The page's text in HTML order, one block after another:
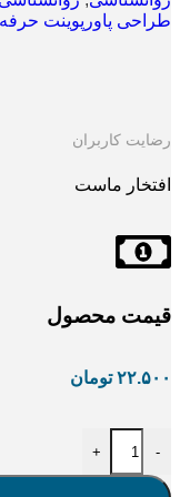
طراحی پاورپوینت
رضایت کاربران
افتخار ماست
قیمت محصول
۲۲.۵۰۰ تومان
-
+